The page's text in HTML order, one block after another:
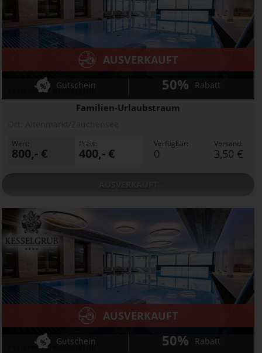
Ferienwelt Kesselgrub
Familien-Urlaubstraum
AUSVERKAUFT
Gutschein 50% Rabatt
Wert:
800,- €
Preis:
400,- €
Verfügbar:
0
Versand:
3,50 €
Ferienwelt Kesselgrub
AUSVERKAUFT
Gutschein 50% Rabatt